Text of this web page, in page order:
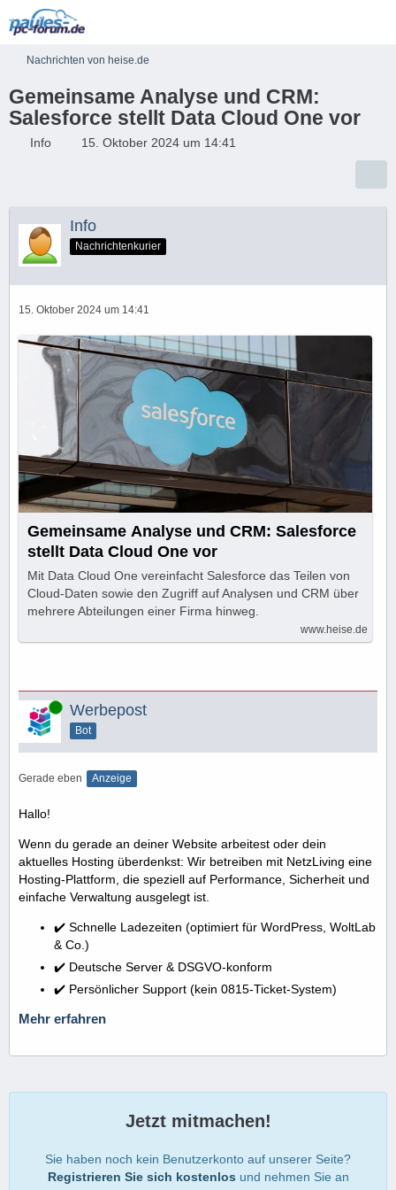
Nachrichten von heise.de
Gemeinsame Analyse und CRM:
Salesforce stellt Data Cloud One vor
Info 15. Oktober 2024 um 14:41
Info
Nachrichtenkurier
15. Oktober 2024 um 14:41
Gemeinsame Analyse und CRM: Salesforce
stellt Data Cloud One vor
Mit Data Cloud One vereinfacht Salesforce das Teilen von
Cloud-Daten sowie den Zugriff auf Analysen und CRM über
mehrere Abteilungen einer Firma hinweg.
www.heise.de
Online Werbepost
Bot
Gerade eben Anzeige
Hallo!
Wenn du gerade an deiner Website arbeitest oder dein
aktuelles Hosting überdenkst: Wir betreiben mit NetzLiving eine
Hosting-Plattform, die speziell auf Performance, Sicherheit und
einfache Verwaltung ausgelegt ist.
✔️ Schnelle Ladezeiten (optimiert für WordPress, WoltLab
& Co.)
✔️ Deutsche Server & DSGVO-konform
✔️ Persönlicher Support (kein 0815-Ticket-System)
Mehr erfahren
Jetzt mitmachen!
Sie haben noch kein Benutzerkonto auf unserer Seite?
Registrieren Sie sich kostenlos und nehmen Sie an